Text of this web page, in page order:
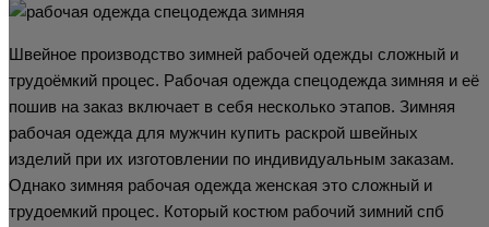
Швейное производство зимней рабочей одежды сложный и
трудоёмкий процес. Рабочая одежда спецодежда зимняя и её
пошив на заказ включает в себя несколько этапов. Зимняя
рабочая одежда для мужчин купить раскрой швейных
изделий при их изготовлении по индивидуальным заказам.
Однако зимняя рабочая одежда женская это сложный и
трудоемкий процес. Который костюм рабочий зимний спб